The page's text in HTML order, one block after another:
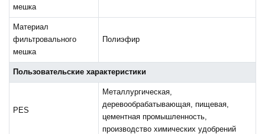
мешка
Материал
фильтровального
мешка
Полиэфир
Пользовательские характеристики
PES
Металлургическая,
деревообрабатывающая, пищевая,
цементная промышленность,
производство химических удобрений